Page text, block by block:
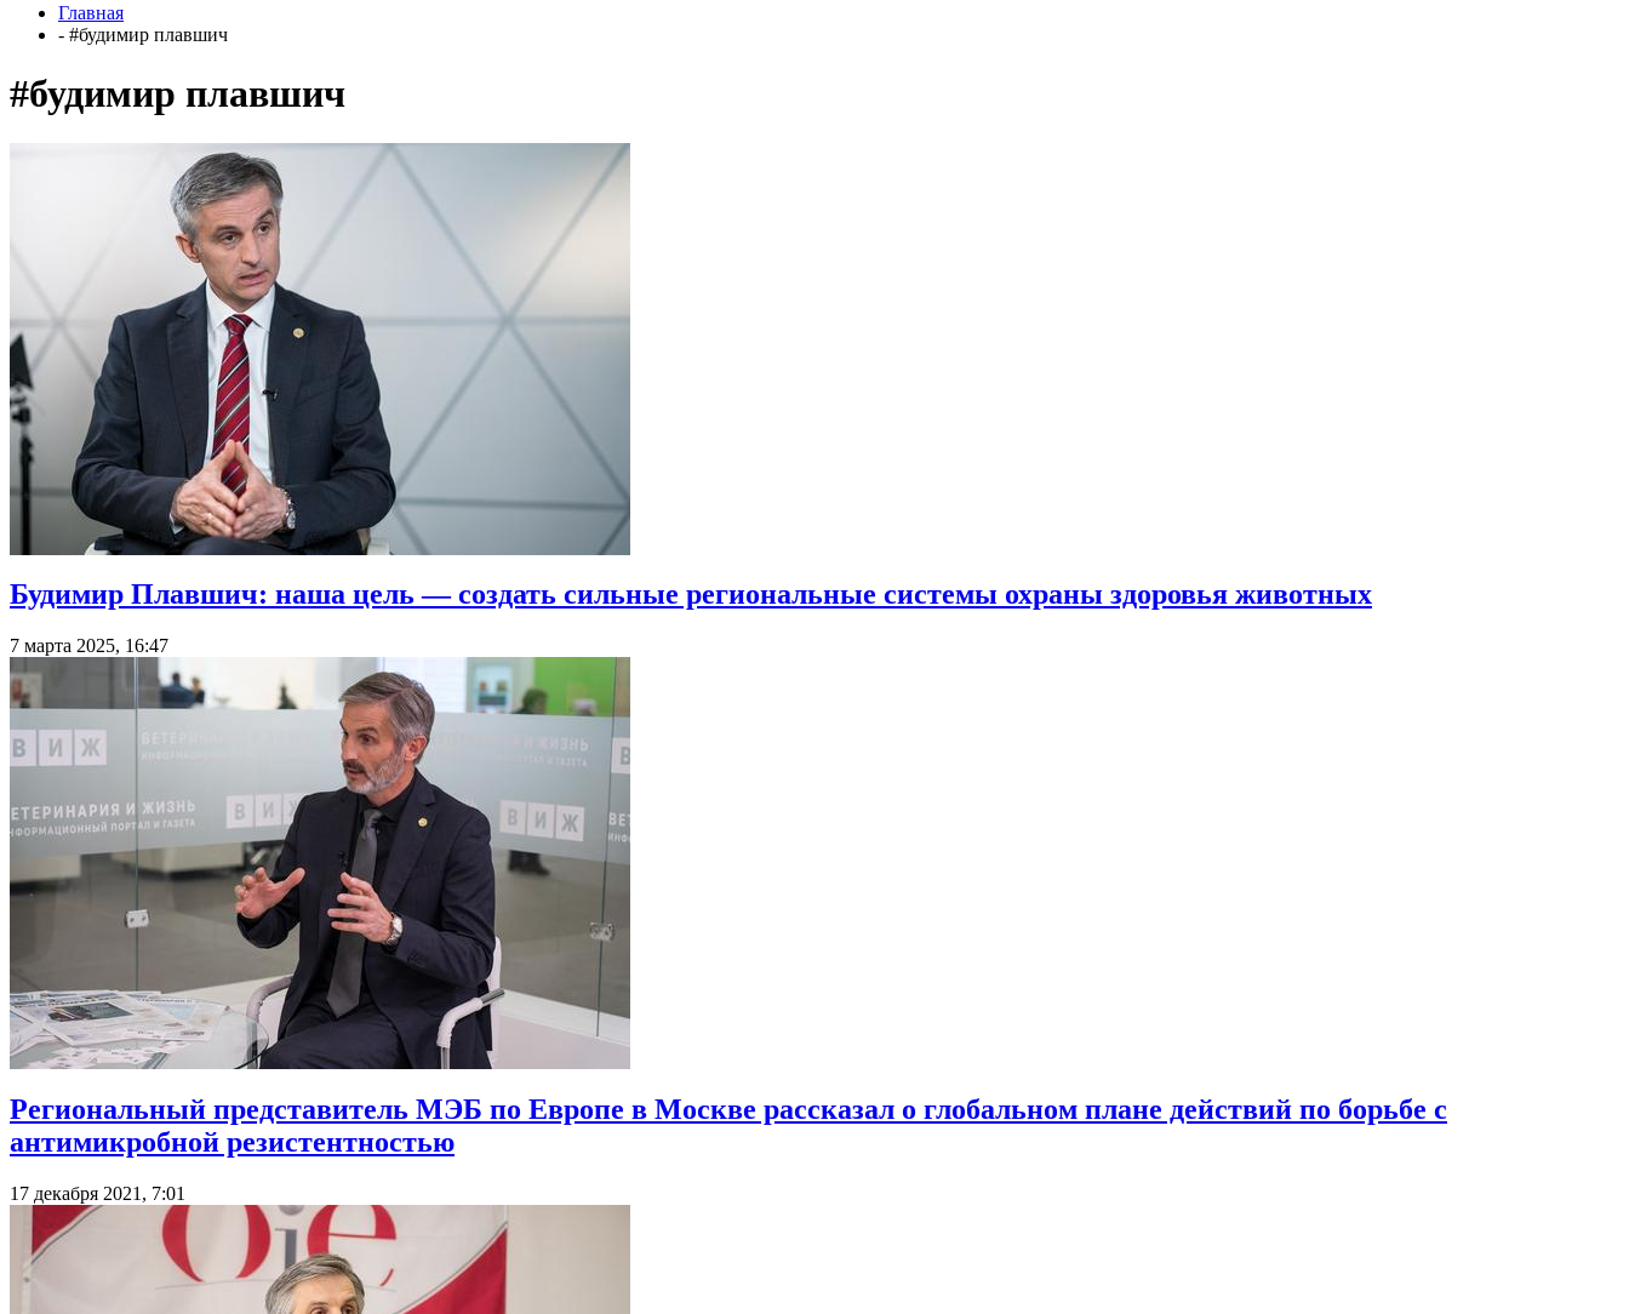
Главная
- #будимир плавшич
#будимир плавшич
Будимир Плавшич: наша цель — создать сильные региональные системы охраны здоровья животных
7 марта 2025, 16:47
Региональный представитель МЭБ по Европе в Москве рассказал о глобальном плане действий по борьбе с
антимикробной резистентностью
17 декабря 2021, 7:01